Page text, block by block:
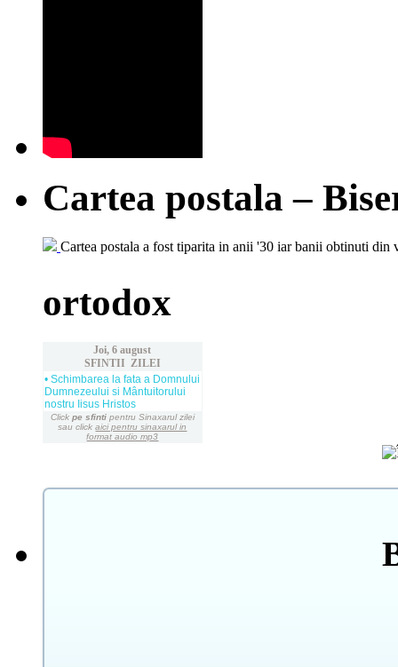
Cartea postala –
Cartea postala a fost tiparita in anii '30 iar banii obtinuti
ortodox
Joi, 6 august
SFINTII ZILEI
• Schimbarea la fata a Domnului
Dumnezeului si Mântuitorului
nostru Iisus Hristos
Click pe sfinti pentru Sinaxarul zilei
sau clickaici pentru sinaxarul in
format audio mp3